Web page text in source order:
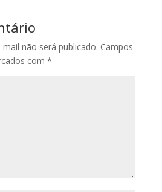
não será publicado. Campos
com *